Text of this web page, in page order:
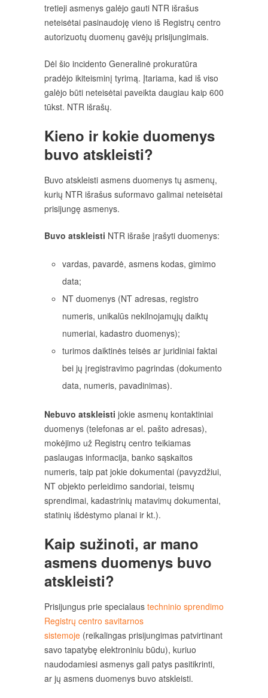
tretieji asmenys galėjo gauti NTR išrašus
neteisėtai pasinaudoję vieno iš Registrų centro
autorizuotų duomenų gavėjų prisijungimais.
Dėl šio incidento Generalinė prokuratūra
pradėjo ikiteisminį tyrimą. Įtariama, kad iš viso
galėjo būti neteisėtai paveikta daugiau kaip 600
tūkst. NTR išrašų.
Kieno ir kokie duomenys
buvo atskleisti?
Buvo atskleisti asmens duomenys tų asmenų,
kurių NTR išrašus suformavo galimai neteisėtai
prisijungę asmenys.
Buvo atskleisti NTR išraše įrašyti duomenys:
vardas, pavardė, asmens kodas, gimimo
data;
NT duomenys (NT adresas, registro
numeris, unikalūs nekilnojamųjų daiktų
numeriai, kadastro duomenys);
turimos daiktinės teisės ar juridiniai faktai
bei jų įregistravimo pagrindas (dokumento
data, numeris, pavadinimas).
Nebuvo atskleisti jokie asmenų kontaktiniai
duomenys (telefonas ar el. pašto adresas),
mokėjimo už Registrų centro teikiamas
paslaugas informacija, banko sąskaitos
numeris, taip pat jokie dokumentai (pavyzdžiui,
NT objekto perleidimo sandoriai, teismų
sprendimai, kadastrinių matavimų dokumentai,
statinių išdėstymo planai ir kt.).
Kaip sužinoti, ar mano
asmens duomenys buvo
atskleisti?
Prisijungus prie specialaus techninio sprendimo
Registrų centro savitarnos
sistemoje (reikalingas prisijungimas patvirtinant
savo tapatybę elektroniniu būdu), kuriuo
naudodamiesi asmenys gali patys pasitikrinti,
ar jų asmens duomenys buvo atskleisti.